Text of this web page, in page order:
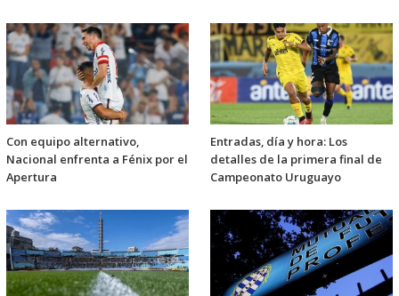
Con equipo alternativo,
Nacional enfrenta a Fénix por el
Apertura
Entradas, día y hora: Los
detalles de la primera final de
Campeonato Uruguayo